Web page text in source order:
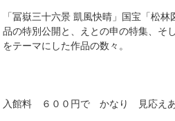
「冨嶽三十六景 凱風快晴」国宝「松
品の特別公開と、えとの申の特集、そ
をテーマにした作品の数々。
入館料 ６００円で かなり 見応えあ